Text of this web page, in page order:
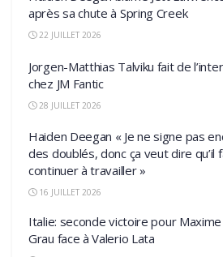
après sa chute à Spring Creek
22 JUILLET 2026
Jorgen-Matthias Talviku fait de
chez JM Fantic
28 JUILLET 2026
Haiden Deegan « Je ne signe pas
des doublés, donc ça veut dire qu’il
continuer à travailler »
16 JUILLET 2026
Italie: seconde victoire pour Maxime
Grau face à Valerio Lata